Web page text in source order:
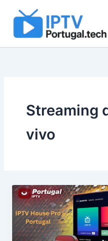
content
Streaming
vivo